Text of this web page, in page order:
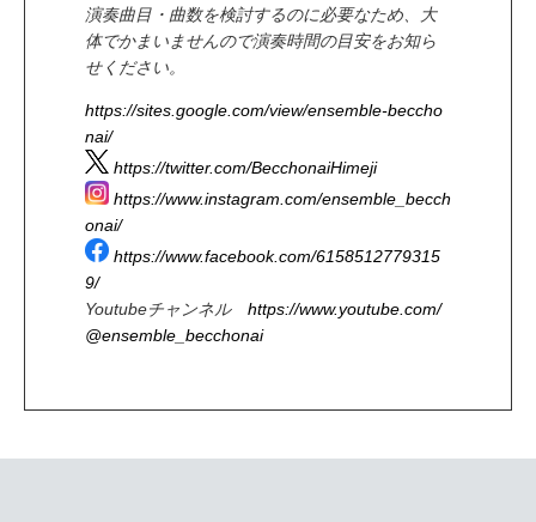
演奏曲目・曲数を検討するのに必要なため、大
体でかまいませんので演奏時間の目安をお知ら
せください。
https://sites.google.com/view/ensemble-beccho
nai/
https://twitter.com/BecchonaiHimeji
https://www.instagram.com/ensemble_becch
onai/
https://www.facebook.com/6158512779315
9/
Youtubeチャンネル https://www.youtube.com/
@ensemble_becchonai